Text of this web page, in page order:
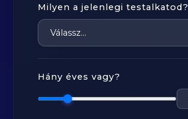
Milyen a jelenlegi testalkatod?
Hány éves vagy?